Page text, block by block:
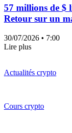
57 millions de $
Retour sur un
30/07/2026 • 7:00
Lire plus
Actualités crypto
Cours crypto